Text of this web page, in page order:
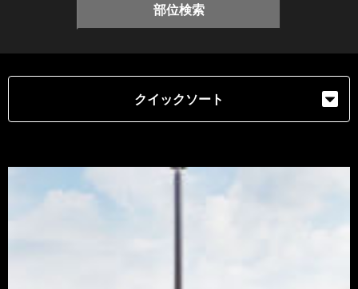
部位検索
クイックソート